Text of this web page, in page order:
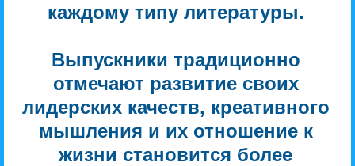
каждому типу литературы.
Выпускники традиционно
отмечают развитие своих
лидерских качеств, креативного
мышления и их отношение к
жизни становится более